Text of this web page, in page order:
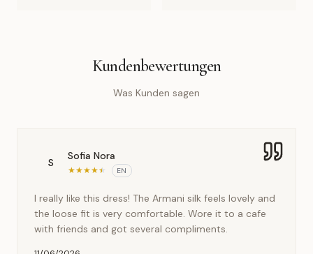
Kundenbewertungen
Was Kunden sagen
S
Sofia Nora
★★★★★ EN
I really like this dress! The Armani silk feels lovely and
the loose fit is very comfortable. Wore it to a cafe
with friends and got several compliments.